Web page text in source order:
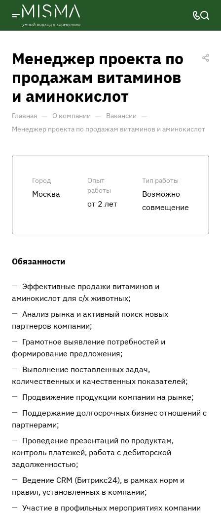
Менеджер проекта по
продажам витаминов
и аминокислот
Главная — О компании — Вакансии —
Менеджер проекта по продажам витаминов и аминокислот
Город
Москва
Опыт
работы
от 2 лет
Тип работы
Возможно
совмещение
Обязанности
Эффективные продажи витаминов и
аминокислот для с/х животных;
Анализ рынка и активный поиск новых
партнеров компании;
Грамотное выявление потребностей и
формирование предложения;
Выполнение поставленных задач,
количественных и качественных показателей;
Продвижение продукции компании на рынке;
Поддержание долгосрочных бизнес отношений с
партнерами;
Проведение презентаций по продуктам,
контроль платежей, работа с дебиторской
задолженностью;
Ведение CRM (Битрикс24), в рамках норм и
правил, установленных в компании;
Участие в профильных мероприятиях компании